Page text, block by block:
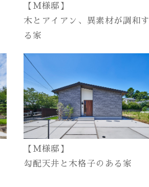
【M様邸】
木とアイアン、異素材が調和す
る家
【M様邸】
勾配天井と木格子のある家